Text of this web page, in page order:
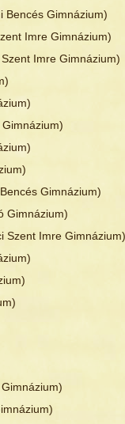
Bencés Gimnázium)
Imre Gimnázium)
Imre Gimnázium)
Gimnázium)
Gimnázium)
Szent Imre Gimnázium)